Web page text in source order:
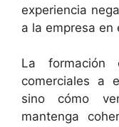
experiencia
a la empresa en
La formación
comerciales a
sino cómo
mantenga